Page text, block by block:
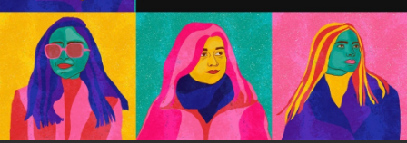
Kayıp
03:22
Stranger
04:34